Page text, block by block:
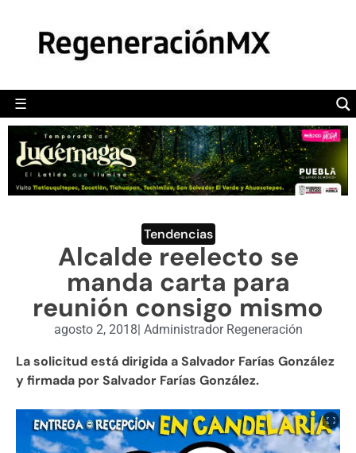
☰
POLÍTICA
CAMALEÓN
OPINIÓN
DEPORTES
ENGLISH SECTION
VIDEOS
Tendencias
Alcalde reelecto se
manda carta para
reunión consigo mismo
agosto 2, 2018| Administrador Regeneración
La solicitud está dirigida a Salvador Farías González
y firmada por Salvador Farías González.